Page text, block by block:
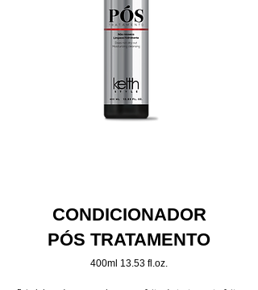
CONDICIONADOR
PÓS TRATAMENTO
400ml 13.53 fl.oz.